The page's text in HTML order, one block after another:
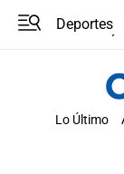
Deportes
Lo Último